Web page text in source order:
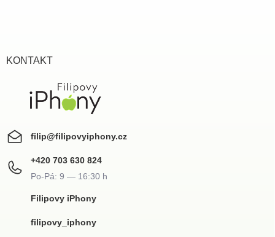
KONTAKT
filip@filipovyiphony.cz
+420 703 630 824
Filipovy iPhony
filipovy_iphony